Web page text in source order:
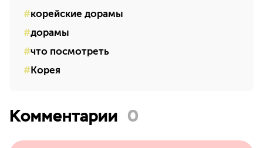
корейские дорамы
дорамы
что посмотреть
Корея
Комментарии 0